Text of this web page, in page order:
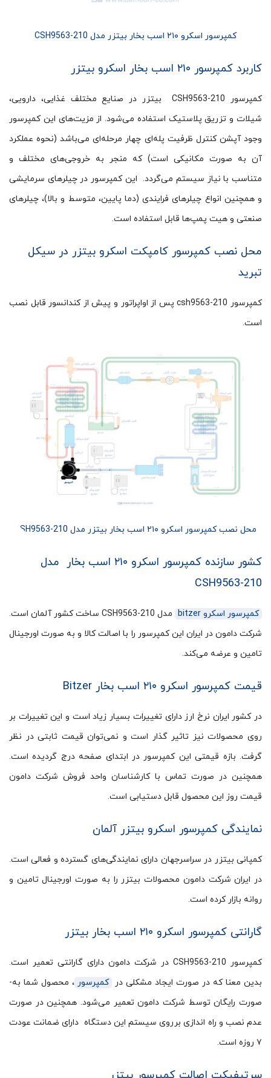
کمپرسور اسکرو ۲۱۰ اسب بخار بیتزر مدل CSH9563-210
کاربرد کمپرسور ۲۱۰ اسب بخار اسکرو بیتزر
کمپرسور CSH9563-210 بیتزر در صنایع مختلف غذایی، دارویی،
شیلات و تزریق پلاستیک استفاده می‌شود. از مزیت‌های این کمپرسور
وجود آپشن کنترل ظرفیت پله‌ای چهار مرحله‌ای می‌باشد (نحوه عملکرد
آن به صورت مکانیکی است) که منجر به خروجی‌های مختلف و
متناسب با نیاز سیستم می‌گردد. این کمپرسور در چیلرهای سرمایشی
و همچنین انواع چیلرهای فرایندی (دما پایین، متوسط و بالا)، چیلرهای
صنعتی و هیت پمپ‌ها قابل استفاده است.
محل نصب کمپرسور کامپکت اسکرو بیتزر در سیکل
تبرید
کمپرسور csh9563-210 پس از اواپراتور و پیش از کندانسور قابل نصب
است.
محل نصب کمپرسور اسکرو ۲۱۰ اسب بخار بیتزر مدل CSH9563-210
کشور سازنده کمپرسور اسکرو ۲۱۰ اسب بخار مدل
CSH9563-210
کمپرسور اسکرو bitzer
مدل CSH9563-210 ساخت کشور آلمان است.
شرکت دامون در ایران این کمپرسور را با اصالت کالا و به صورت اورجینال
تامین و عرضه می‌کند.
قیمت کمپرسور اسکرو ۲۱۰ اسب بخار Bitzer
در کشور ایران نرخ ارز دارای تغییرات بسیار زیاد است و این تغییرات بر
روی محصولات نیز تاثیر گذار است و نمی‌توان قیمت ثابتی در نظر
گرفت. بازه قیمتی این کمپرسور در ابتدای صفحه درج گردیده است.
همچنین در صورت تماس با کارشناسان واحد فروش شرکت دامون
قیمت روز این محصول قابل دستیابی است.
نمایندگی کمپرسور اسکرو بیتزر آلمان
کمپانی بیتزر در سراسرجهان دارای نمایندگی‌های گسترده و فعالی است.
در ایران شرکت دامون محصولات بیتزر را به صورت اورجینال تامین و
روانه بازار کرده است.
گارانتی کمپرسور اسکرو ۲۱۰ اسب بخار بیتزر
کمپرسور CSH9563-210 در شرکت دامون دارای گارانتی تعمیر است.
بدین معنا که در صورت ایجاد مشکلی در
کمپرسور ، محصول شما به‌­
صورت رایگان توسط شرکت دامون تعمیر می­‌شود. همچنین در صورت
عدم نصب و راه اندازی برروی سیستم این دستگاه دارای ضمانت عودت
۷ روزه است.